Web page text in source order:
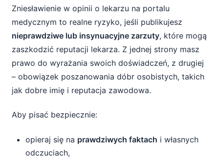
Zniesławienie w opinii o lekarzu na portalu
medycznym to realne ryzyko, jeśli publikujesz
nieprawdziwe lub insynuacyjne zarzuty, które mogą
zaszkodzić reputacji lekarza. Z jednej strony masz
prawo do wyrażania swoich doświadczeń, z drugiej
– obowiązek poszanowania dóbr osobistych, takich
jak dobre imię i reputacja zawodowa.
Aby pisać bezpiecznie:
opieraj się na prawdziwych faktach i własnych
odczuciach,